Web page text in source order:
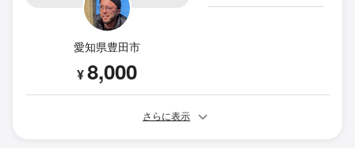
愛知県豊田市
¥8,000
さらに表示